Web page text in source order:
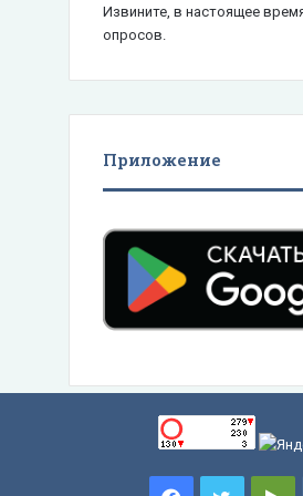
Извините, в настоящее
опросов.
Приложение